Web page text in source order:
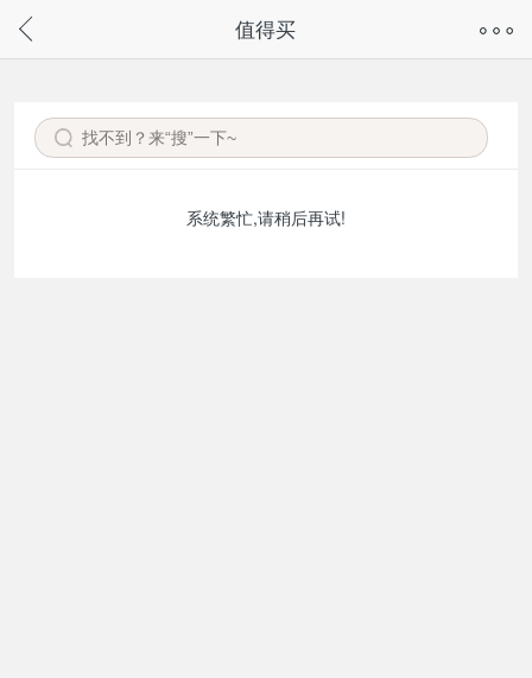
请通过微信或支付宝搜“奇兔客小程序”访问
值得买
系统繁忙,请稍后再试!